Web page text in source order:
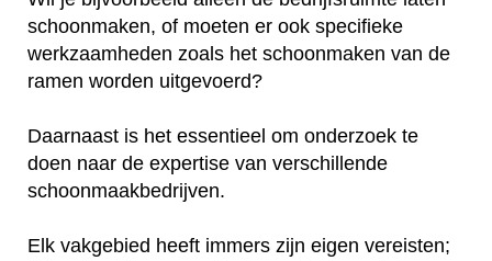
schoonmaken, of moeten er ook specifieke
werkzaamheden zoals het schoonmaken van de
ramen worden uitgevoerd?
Daarnaast is het essentieel om onderzoek te
doen naar de expertise van verschillende
schoonmaakbedrijven.
Elk vakgebied heeft immers zijn eigen vereisten;